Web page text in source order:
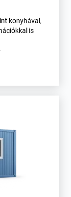
konyhával,
is